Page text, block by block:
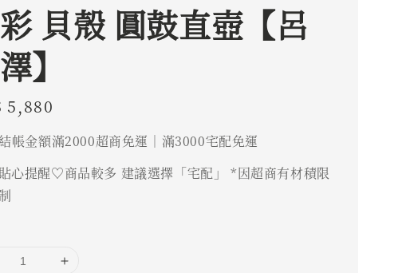
貝殼 圓鼓直壺【呂
】
5,880
結帳金額滿2000超商免運｜滿3000宅配免運
貼心提醒♡商品較多 建議選擇「宅配」 *因超商有材積限